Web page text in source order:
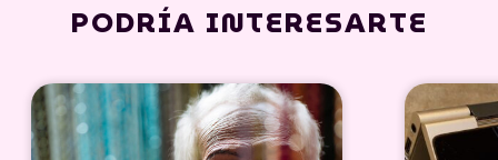
PODRÍA INTERESARTE